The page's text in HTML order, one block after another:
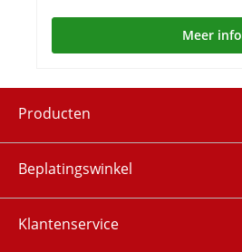
Meer info
Producten
Beplatingswinkel
Klantenservice